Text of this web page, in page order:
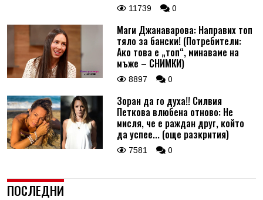
11739 0
Маги Джанаварова: Направих топ
тяло за бански! (Потребители:
Ако това е „топ“, минаваме на
мъже – СНИМКИ)
8897 0
Зоран да го духа!! Силвия
Петкова влюбена отново: Не
мисля, че е раждан друг, който
да успее... (още разкрития)
7581 0
ПОСЛЕДНИ